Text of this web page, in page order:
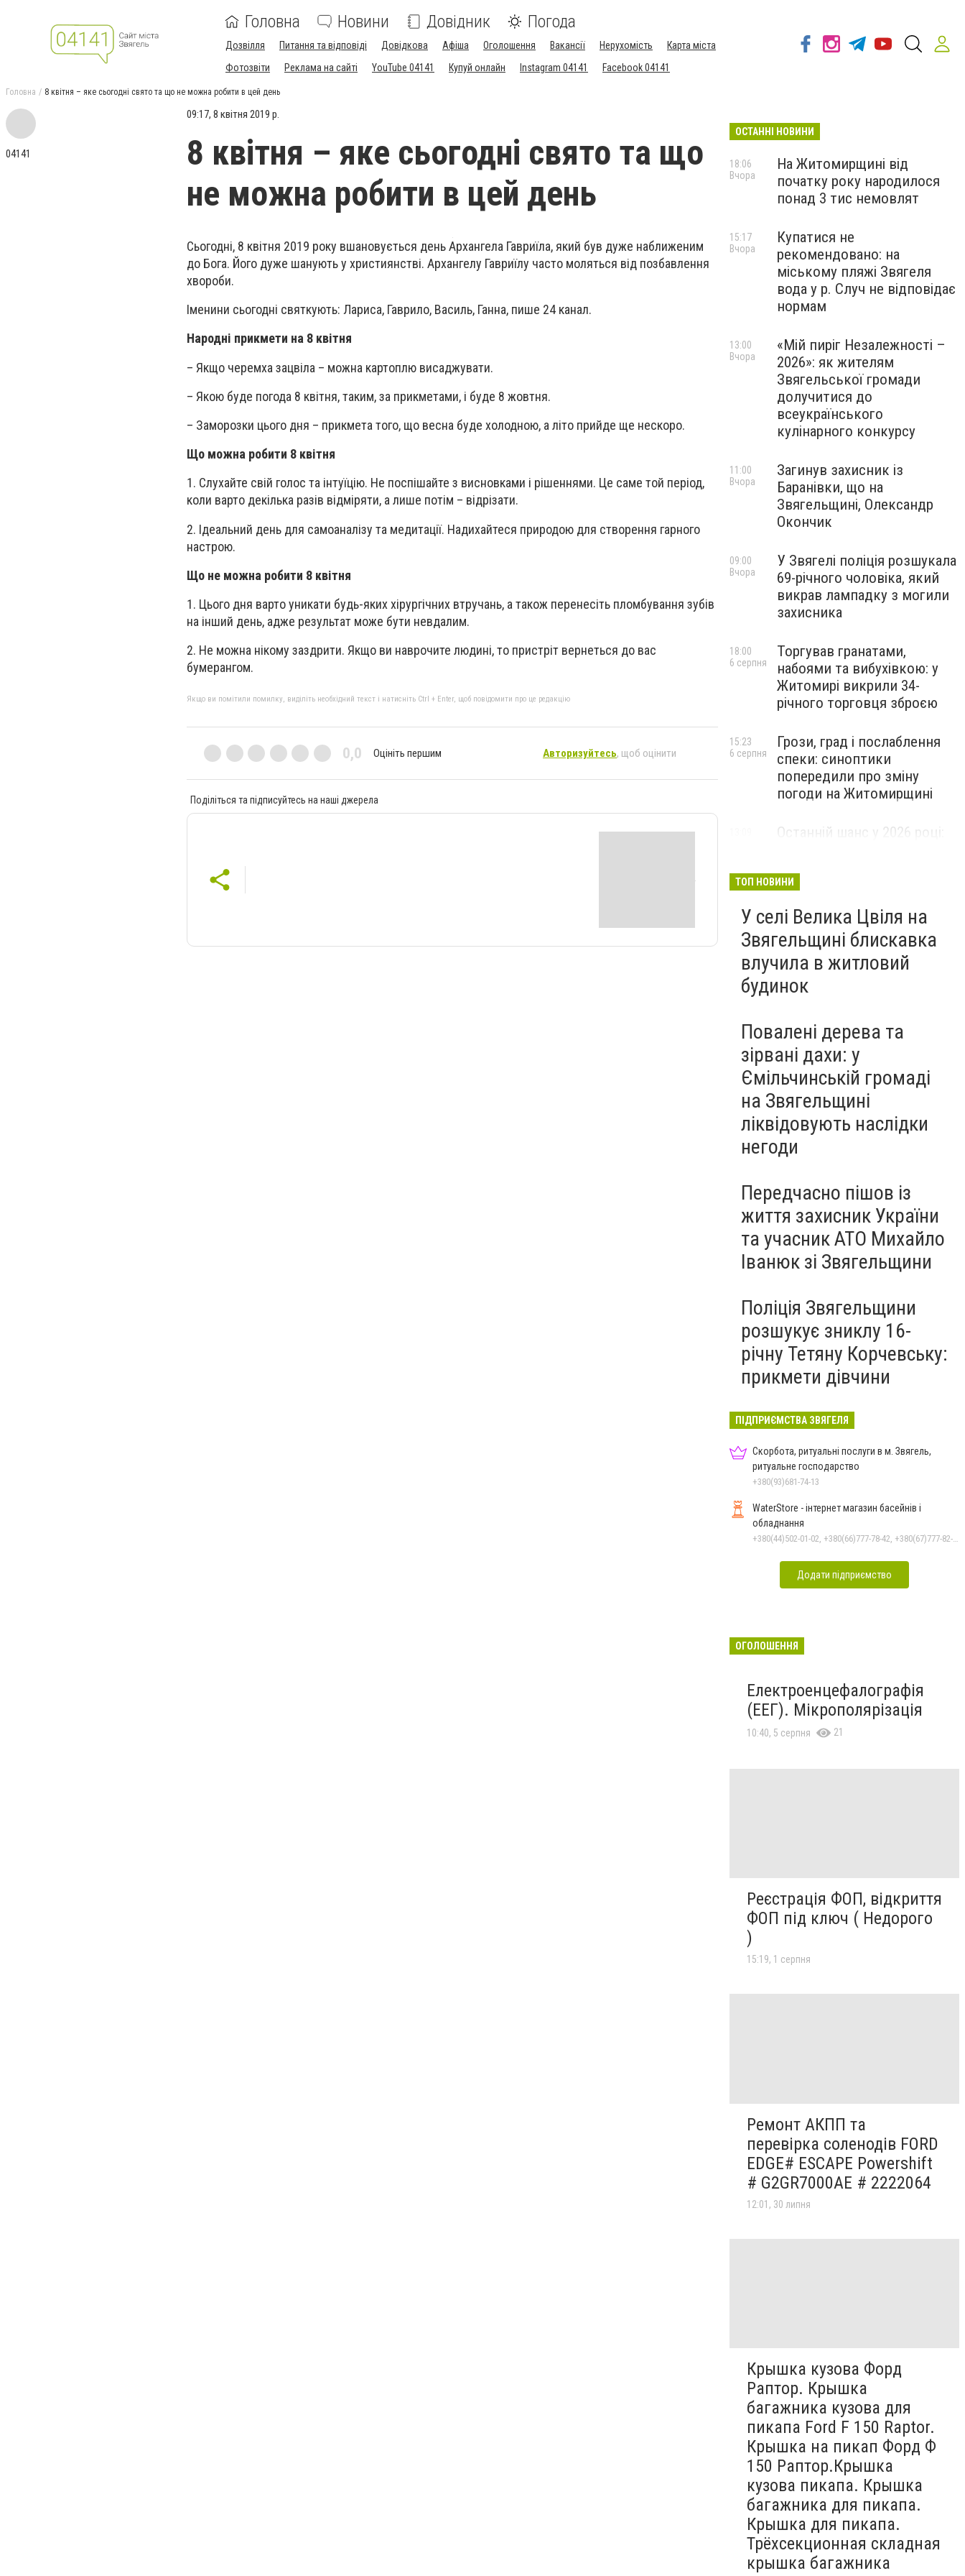
Головна Новини Довідник Погода
Дозвілля Питання та відповіді Довідкова Афіша Оголошення Вакансії Нерухомість
Карта міста
Фотозвіти
Реклама на сайті YouTube 04141 Купуй онлайн Instagram 04141 Facebook 04141
Головна 8 квітня – яке сьогодні свято та що не можна робити в цей день
04141
09:17, 8 квітня 2019 р.
8 квітня – яке сьогодні свято та що
не можна робити в цей день
Сьогодні, 8 квітня 2019 року вшановується день Архангела Гавриїла, який був дуже наближеним
до Бога. Його дуже шанують у християнстві. Архангелу Гавриїлу часто моляться від позбавлення
хвороби.
Іменини сьогодні святкують: Лариса, Гаврило, Василь, Ганна, пише 24 канал.
Народні прикмети на 8 квітня
– Якщо черемха зацвіла – можна картоплю висаджувати.
– Якою буде погода 8 квітня, таким, за прикметами, і буде 8 жовтня.
– Заморозки цього дня – прикмета того, що весна буде холодною, а літо прийде ще нескоро.
Що можна робити 8 квітня
1. Слухайте свій голос та інтуїцію. Не поспішайте з висновками і рішеннями. Це саме той період,
коли варто декілька разів відміряти, а лише потім – відрізати.
2. Ідеальний день для самоаналізу та медитації. Надихайтеся природою для створення гарного
настрою.
Що не можна робити 8 квітня
1. Цього дня варто уникати будь-яких хірургічних втручань, а також перенесіть пломбування зубів
на інший день, адже результат може бути невдалим.
2. Не можна нікому заздрити. Якщо ви наврочите людині, то пристріт вернеться до вас
бумерангом.
Якщо ви помітили помилку, виділіть необхідний текст і натисніть Ctrl + Enter, щоб повідомити про це редакцію
0,0 Оцініть першим Авторизуйтесь, щоб оцінити
Поділіться та підписуйтесь на наші джерела
ОСТАННІ НОВИНИ
На Житомирщині від
початку року народилося
понад 3 тис немовлят
18:06
Вчора
Купатися не
рекомендовано: на
міському пляжі Звягеля
вода у р. Случ не відповідає
нормам
15:17
Вчора
«Мій пиріг Незалежності –
2026»: як жителям
Звягельської громади
долучитися до
всеукраїнського
кулінарного конкурсу
13:00
Вчора
Загинув захисник із
Баранівки, що на
Звягельщині, Олександр
Окончик
11:00
Вчора
У Звягелі поліція розшукала
69-річного чоловіка, який
викрав лампадку з могили
захисника
09:00
Вчора
Торгував гранатами,
набоями та вибухівкою: у
Житомирі викрили 34-
річного торговця зброєю
18:00
6 серпня
Грози, град і послаблення
спеки: синоптики
попередили про зміну
погоди на Житомирщині
15:23
6 серпня
Останній шанс у 2026 році:
майбутніх водійок автобусів
ТОП НОВИНИ
У селі Велика Цвіля на
Звягельщині блискавка
влучила в житловий
будинок
Повалені дерева та
зірвані дахи: у
Ємільчинській громаді
на Звягельщині
ліквідовують наслідки
негоди
Передчасно пішов із
життя захисник України
та учасник АТО Михайло
Іванюк зі Звягельщини
Поліція Звягельщини
розшукує зниклу 16-
річну Тетяну Корчевську:
прикмети дівчини
ПІДПРИЄМСТВА ЗВЯГЕЛЯ
Скорбота, ритуальні послуги в м. Звягель,
ритуальне господарство
+380(93)681-74-13
WaterStore - інтернет магазин басейнів і
обладнання
+380(44)502-01-02, +380(66)777-78-42, +380(67)777-82-19, +380(67)890-80-80, +380(73)890-80-80, +380(44)502-01-03
Додати підприємство
ОГОЛОШЕННЯ
Електроенцефалографія
(ЕЕГ). Мікрополярізація
10:40, 5 серпня 21
Реєстрація ФОП, відкриття
ФОП під ключ ( Недорого
)
15:19, 1 серпня
Ремонт АКПП та
перевірка соленодів FORD
EDGE# ESCAPE Powershift
# G2GR7000AE # 2222064
12:01, 30 липня
Крышка кузова Форд
Раптор. Крышка
багажника кузова для
пикапа Ford F 150 Raptor.
Крышка на пикап Форд Ф
150 Раптор.Крышка
кузова пикапа. Крышка
багажника для пикапа.
Крышка для пикапа.
Трёхсекционная складная
крышка багажника